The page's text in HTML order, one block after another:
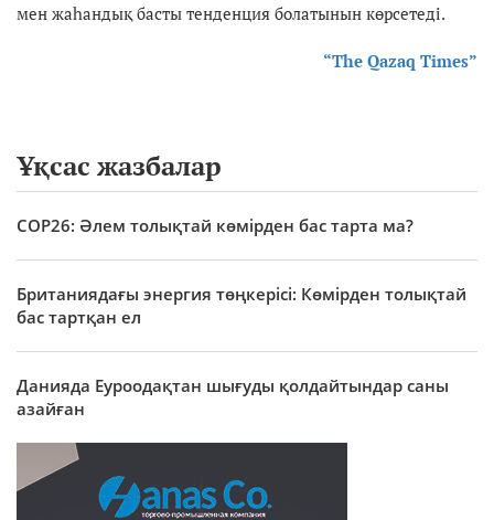
мен жаһандық басты тенденция болатынын көрсетеді.
“The Qazaq Times”
Ұқсас жазбалар
COP26: Әлем толықтай көмірден бас тарта ма?
Британиядағы энергия төңкерісі: Көмірден толықтай
бас тартқан ел
Данияда Еуроодақтан шығуды қолдайтындар саны
азайған